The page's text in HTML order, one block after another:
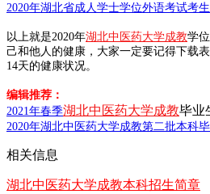
2020年湖北省成人学士学位外语考试考
以上就是2020年湖北中医药大学成教学
己和他人的健康，大家一定要记得下载
14天的健康状况。
编辑推荐：
2021年春季湖北中医药大学成教毕业
2020年湖北中医药大学成教第二批本科
相关信息
湖北中医药大学成教本科招生简章